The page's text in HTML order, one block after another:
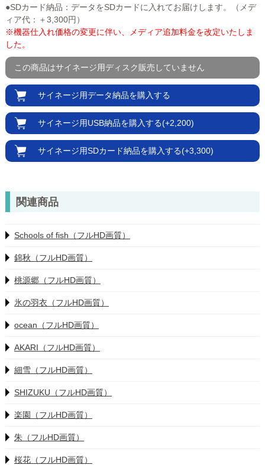
●SDカード納品：データをSDカードに入れてお届けします。（メデ
ィア代：＋3,300円）
※機器仕入れ価格の変更に伴い、メディア追加料金を改定いたしま
した。
この商品はサイネージ用ディスク販売 していません
サイネージ用データ納品を購入する
サイネージ用USB納品を購入する(+2,200)
サイネージ用SDカード納品を購入する(+3,300)
関連商品
Schools of fish（フルHD画質）
錦秋（フルHD画質）
桃源郷（フルHD画質）
氷の羽衣（フルHD画質）
ocean（フルHD画質）
AKARI（フルHD画質）
細雪（フルHD画質）
SHIZUKU（フルHD画質）
楽園（フルHD画質）
朱（フルHD画質）
桜花（フルHD画質）